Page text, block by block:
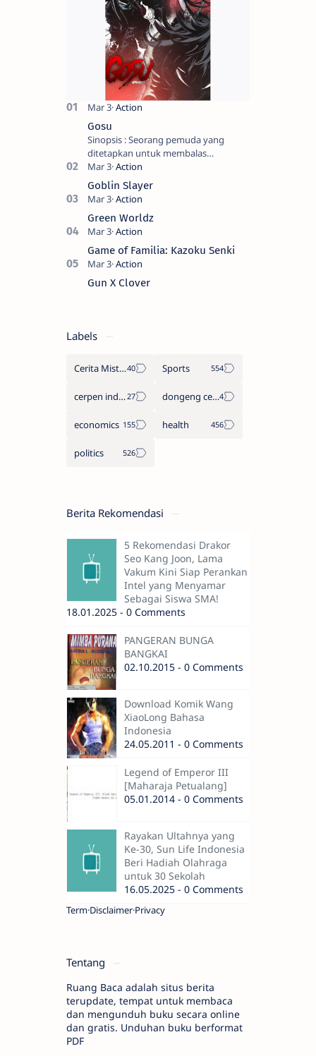
Gosu
Sinopsis : Seorang pemuda yang
ditetapkan untuk membalas
masternya, seorang seniman bela diri
kuat sekali yang dikhianati oleh anak
buahn…
Goblin Slayer
Green Worldz
Game of Familia: Kazoku Senki
Gun X Clover
Labels
Cerita Misteri Sports
cerpen indonesia dongeng cerita legenda
economics health
politics
Berita Rekomendasi
5 Rekomendasi Drakor
Seo Kang Joon, Lama
Vakum Kini Siap Perankan
Intel yang Menyamar
Sebagai Siswa SMA!
18.01.2025 - 0 Comments
PANGERAN BUNGA
BANGKAI
02.10.2015 - 0 Comments
Download Komik Wang
XiaoLong Bahasa
Indonesia
24.05.2011 - 0 Comments
Legend of Emperor III
[Maharaja Petualang]
05.01.2014 - 0 Comments
Rayakan Ultahnya yang
Ke-30, Sun Life Indonesia
Beri Hadiah Olahraga
untuk 30 Sekolah
16.05.2025 - 0 Comments
Term Disclaimer Privacy
Tentang
Ruang Baca adalah situs berita
terupdate, tempat untuk membaca
dan mengunduh buku secara online
dan gratis. Unduhan buku berformat
PDF